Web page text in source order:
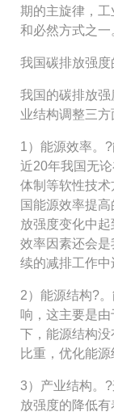
期的主旋律，
和必然方式之一
我国碳排放强
我国的碳排放
业结构调整三方
1）能源效率。
近20年我国无
体制等软性技
国能源效率提
放强度变化中
效率因素还会
续的减排工作中
2）能源结构?
响，这主要是
下，能源结构
比重，优化能
3）产业结构。
放强度的降低